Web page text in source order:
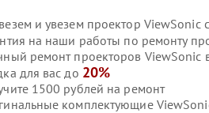
и увезем проектор ViewSonic
на наши работы по ремонту
ремонт проекторов ViewSonic
для вас до 20%
1500 рублей на ремонт
комплектующие